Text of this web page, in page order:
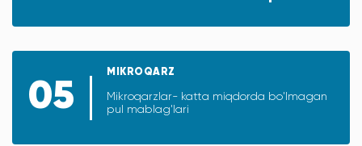
05
MIKROQARZ
Mikroqarzlar- katta miqdorda bo'lmagan
pul mablag'lari